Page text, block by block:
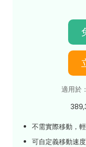
適用於：
不需實際移動，
可自定義移動速